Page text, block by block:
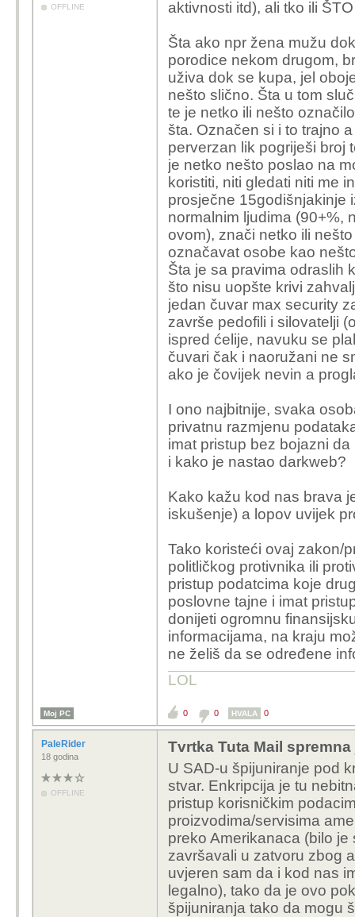
OFFLINE aktivnosti itd), ali tko ili
Šta ako npr žena mužu
porodice nekom drugom,
uživa dok se kupa, jel
nešto slično. Šta u tom
te je netko ili nešto
šta. Označen si i to trajno
perverzan lik pogriješi broj
je netko nešto poslao na
koristiti, niti gledati niti me
prosječne 15godišnjakinje
normalnim ljudima (90+%,
ovom), znači netko ili
označavat osobe kao
Šta je sa pravima odraslih
što nisu uopšte krivi
jedan čuvar max security
završe pedofili i silovatelji
ispred ćelije, navuku se
čuvari čak i naoružani ne
ako je čovijek nevin a
I ono najbitnije, svaka
privatnu razmjenu
imat pristup bez bojazni
i kako je nastao darkweb?
Kako kažu kod nas brava
iskušenje) a lopov uvijek
Tako koristeći ovaj zakon/
politličkog protivnika ili
pristup podatcima koje
poslovne tajne i imat
donijeti ogromnu
informacijama, na kraju
ne želiš da se određene
LOL
Moj PC 0 0 HVALA 0
PaleRider
18 godina
OFFLINE
Tvrtka Tuta Mail
U SAD-u špijuniranje pod
stvar. Enkripcija je tu
pristup korisničkim
proizvodima/servisima
preko Amerikanaca (bilo
završavali u zatvoru zbog
uvjeren sam da i kod nas
legalno), tako da je ovo
špijuniranja tako da mogu